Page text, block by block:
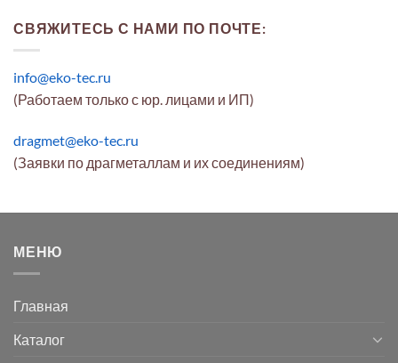
СВЯЖИТЕСЬ С НАМИ ПО ПОЧТЕ:
info@eko-tec.ru
(Работаем только с юр. лицами и ИП)
dragmet@eko-tec.ru
(Заявки по драгметаллам и их соединениям)
МЕНЮ
Главная
Каталог